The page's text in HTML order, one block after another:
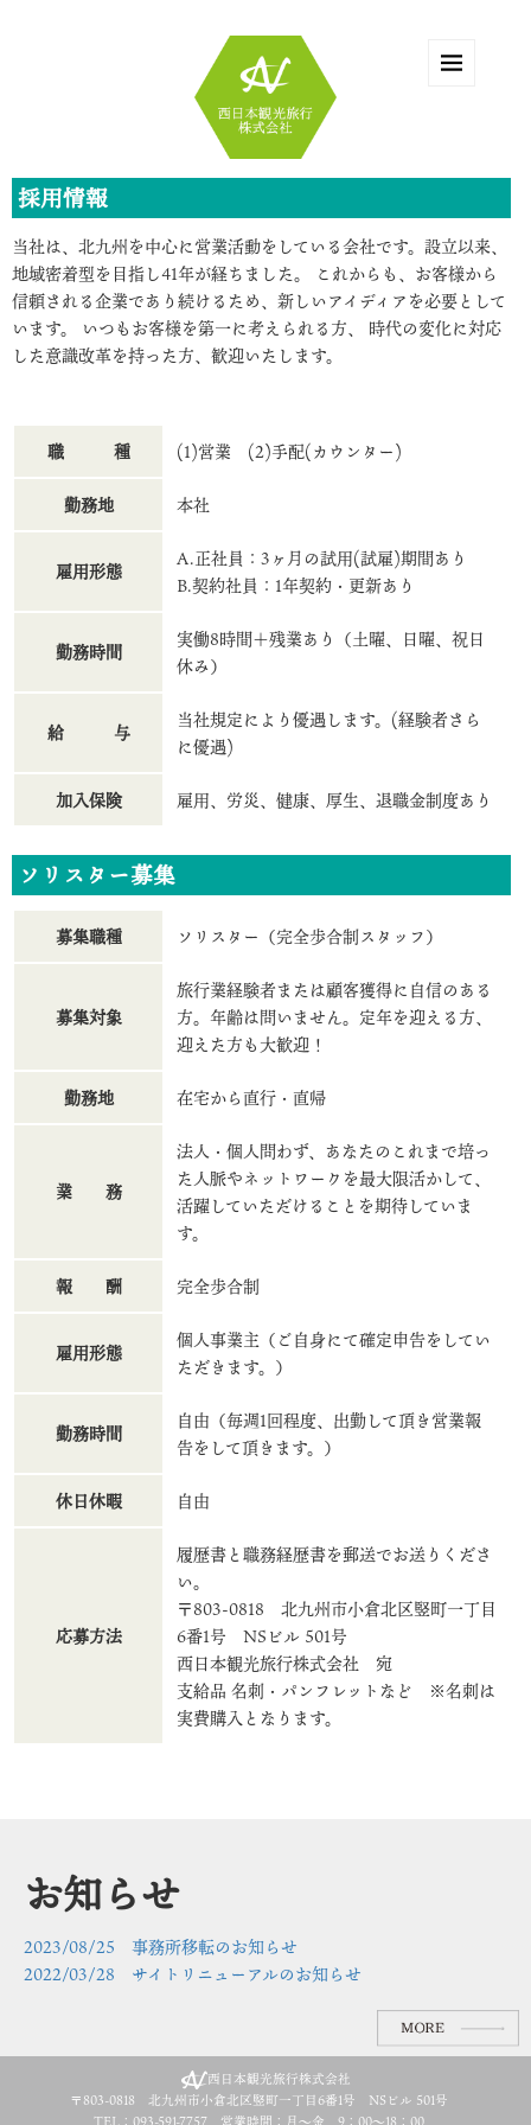
採用情報
当社は、北九州を中心に営業活動をしている会社です。設立以来、
地域密着型を目指し41年が経ちました。 これからも、お客様から
信頼される企業であり続けるため、新しいアイディアを必要として
います。 いつもお客様を第一に考えられる方、 時代の変化に対応
した意識改革を持った方、歓迎いたします。
職 種 (1)営業 (2)手配(カウンター)
勤務地 本社
雇用形態
A.正社員：3ヶ月の試用(試雇)期間あり
B.契約社員：1年契約・更新あり
勤務時間
実働8時間＋残業あり（土曜、日曜、祝日
休み）
給 与
当社規定により優遇します。(経験者さら
に優遇)
加入保険 雇用、労災、健康、厚生、退職金制度あり
ソリスター募集
募集職種 ソリスター（完全歩合制スタッフ）
募集対象
旅行業経験者または顧客獲得に自信のある
方。年齢は問いません。定年を迎える方、
迎えた方も大歓迎！
勤務地 在宅から直行・直帰
業 務
法人・個人問わず、あなたのこれまで培っ
た人脈やネットワークを最大限活かして、
活躍していただけることを期待していま
す。
報 酬 完全歩合制
雇用形態
個人事業主（ご自身にて確定申告をしてい
ただきます。）
勤務時間
自由（毎週1回程度、出勤して頂き営業報
告をして頂きます。）
休日休暇 自由
応募方法
履歴書と職務経歴書を郵送でお送りくださ
い。
〒803-0818 北九州市小倉北区竪町一丁目
6番1号 NSビル 501号
西日本観光旅行株式会社 宛
支給品 名刺・パンフレットなど ※名刺は
実費購入となります。
お知らせ
2023/08/25 事務所移転のお知らせ
2022/03/28 サイトリニューアルのお知らせ
西日本観光旅行株式会社
〒803-0818 北九州市小倉北区竪町一丁目6番1号 NSビル 501号